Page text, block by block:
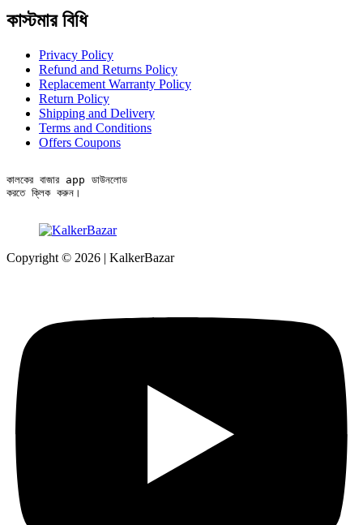
কাস্টমার বিধি
Privacy Policy
Refund and Returns Policy
Replacement Warranty Policy
Return Policy
Shipping and Delivery
Terms and Conditions
Offers Coupons
কালকের বাজার app ডাউনলোড
করতে ক্লিক করুন।
Copyright © 2026 | KalkerBazar